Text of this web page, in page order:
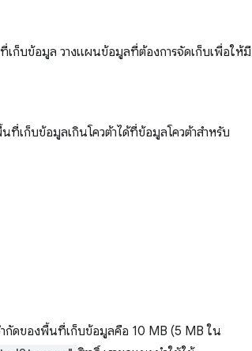
เก็บข้อมูล วางแผนข้อมูลที่ต้องการจัดเก็บเพื่อให้มี
เก็บข้อมูลเกินโควต้าได้ที่ข้อมูลโควต้าสำหรับ
กัดของพื้นที่เก็บข้อมูลคือ 10 MB (5 MB ใน